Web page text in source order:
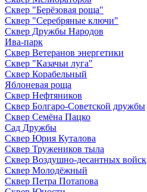
Сквер "Берёзовая роща"
Сквер "Серебряные ключи"
Сквер Дружбы Народов
Ива-парк
Сквер Ветеранов энергетики
Сквер "Казачьи луга"
Сквер Корабельный
Яблоневая роща
Сквер Нефтяников
Сквер Болгаро-Советской дружбы
Сквер Семёна Пацко
Сад Дружбы
Сквер Юрия Куталова
Сквер Тружеников тыла
Сквер Воздушно-десантных войск
Сквер Молодёжный
Сквер Петра Потапова